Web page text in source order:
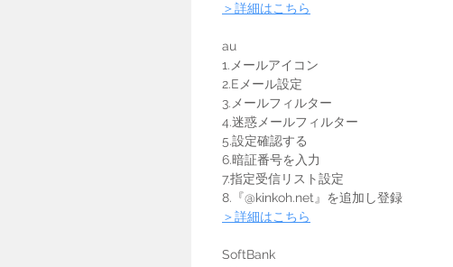
＞詳細はこちら
    au
    1.メールアイコン
    2.Eメール設定
    3.メールフィルター
    4.迷惑メールフィルター
    5.設定確認する
    6.暗証番号を入力
    7.指定受信リスト設定
    8.『@kinkoh.net』を追加し登録
＞詳細はこちら
    SoftBank